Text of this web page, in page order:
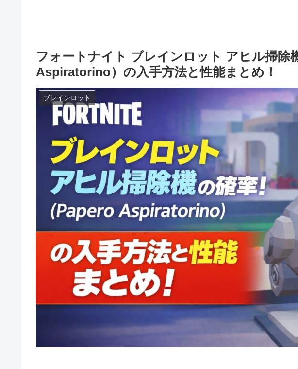
フォートナイト ブレインロット アヒル掃除
Aspiratorino）の入手方法と性能まとめ！
ブレインロット